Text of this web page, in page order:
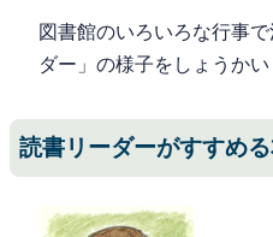
図書館のいろいろな行事
ダー」の様子をしょうかい
読書リーダーがすすめ